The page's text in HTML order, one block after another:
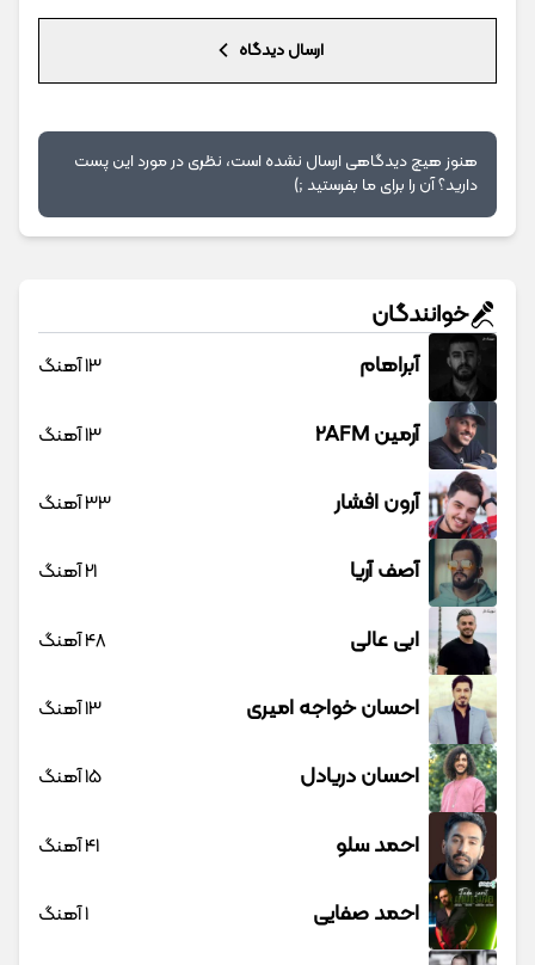
ارسال دیدگاه
هنوز هیچ دیدگاهی ارسال نشده است، نظری در مورد این پست
دارید؟ آن را برای ما بفرستید ;)
خوانندگان
آبراهام 13 آهنگ
آرمین 2AFM 13 آهنگ
آرون افشار 33 آهنگ
آصف آریا 21 آهنگ
ابی عالی 48 آهنگ
احسان خواجه امیری 13 آهنگ
احسان دریادل 15 آهنگ
احمد سلو 41 آهنگ
احمد صفایی 1 آهنگ